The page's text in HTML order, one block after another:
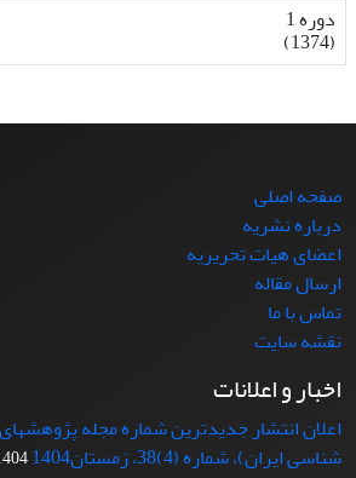
دوره 1
(1374)
صفحه اصلی
درباره نشریه
اعضای هیات تحریریه
ارسال مقاله
تماس با ما
نقشه سایت
اخبار و اعلانات
اعلان انتشار جدیدترین شماره مجله
شناسی ایران)، شماره (4)38، زمستان1404
11-04